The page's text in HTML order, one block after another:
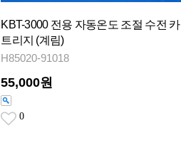
KBT-3000 전용 자동온도 조절 수전 카
트리지 (계림)
H85020-91018
55,000원
0